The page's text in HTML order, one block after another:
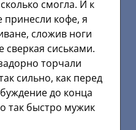
смогла. И к
принесли кофе, я
сложив ноги
сверкая сиськами.
торчали
сильно, как перед
до конца
так быстро мужик